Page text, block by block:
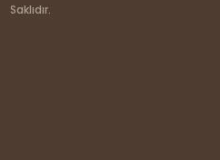
Saklıdır.